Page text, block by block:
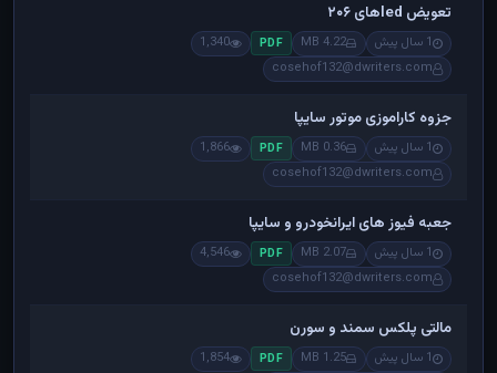
تعویض ledهای ۲۰۶
1 سال پیش 4.22 MB
PDF
1,340
cosehof132@dwriters.com
جزوه کاراموزی موتور سایپا
1 سال پیش 0.36 MB
PDF
1,866
cosehof132@dwriters.com
جعبه فیوز های ایرانخودرو و سایپا
1 سال پیش 2.07 MB
PDF
4,546
cosehof132@dwriters.com
مالتی پلکس سمند و سورن
1 سال پیش 1.25 MB
PDF
1,854